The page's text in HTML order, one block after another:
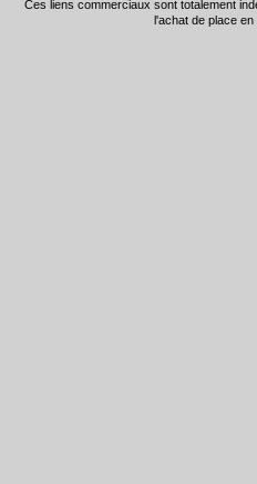
Ces liens commerciaux sont totalement
l'achat de place en